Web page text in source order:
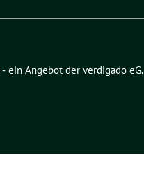
‐ ein Angebot der verdigado eG.